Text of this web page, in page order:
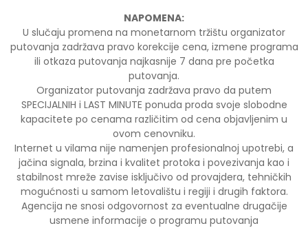
NAPOMENA:
U slučaju promena na monetarnom tržištu organizator
putovanja zadržava pravo korekcije cena, izmene programa
ili otkaza putovanja najkasnije 7 dana pre početka
putovanja.
Organizator putovanja zadržava pravo da putem
SPECIJALNIH i LAST MINUTE ponuda proda svoje slobodne
kapacitete po cenama različitim od cena objavljenim u
ovom cenovniku.
Internet u vilama nije namenjen profesionalnoj upotrebi, a
jačina signala, brzina i kvalitet protoka i povezivanja kao i
stabilnost mreže zavise isključivo od provajdera, tehničkih
mogućnosti u samom letovalištu i regiji i drugih faktora.
Agencija ne snosi odgovornost za eventualne drugačije
usmene informacije o programu putovanja